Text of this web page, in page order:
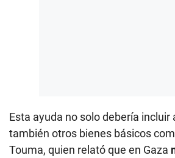
Esta ayuda no solo debería incluir
también otros bienes básicos
Touma, quien relató que en Gaza